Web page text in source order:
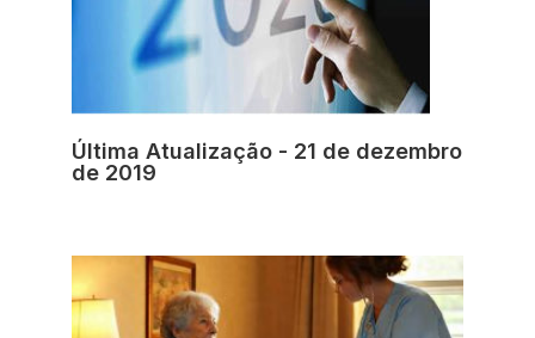
Última Atualização - 21 de dezembro
de 2019